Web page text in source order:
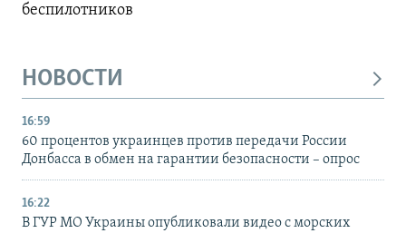
беспилотников
НОВОСТИ
16:59
60 процентов украинцев против передачи России
Донбасса в обмен на гарантии безопасности – опрос
16:22
В ГУР МО Украины опубликовали видео с морских